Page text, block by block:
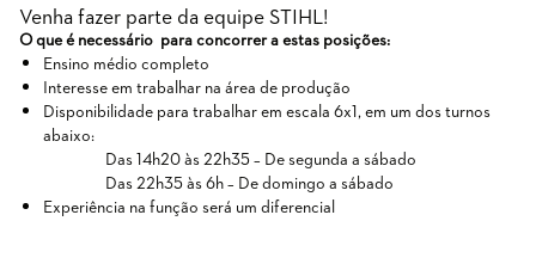
Venha fazer parte da equipe STIHL!
O que é necessário para concorrer a estas posições:
Ensino médio completo
Interesse em trabalhar na área de produção
Disponibilidade para trabalhar em escala 6x1, em um dos turnos
abaixo:
Das 14h20 às 22h35 – De segunda a sábado
Das 22h35 às 6h – De domingo a sábado
Experiência na função será um diferencial